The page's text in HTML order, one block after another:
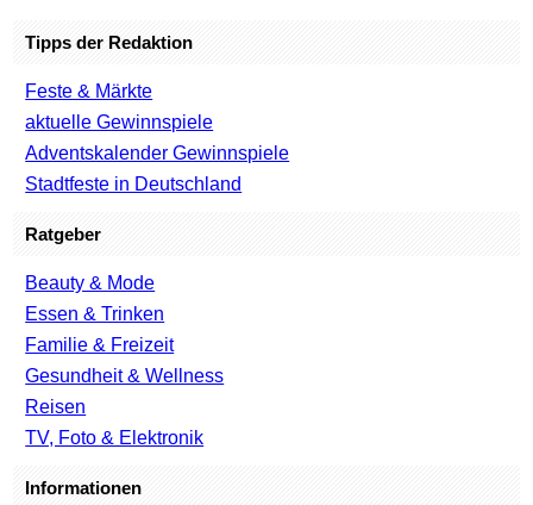
Tipps der Redaktion
Feste & Märkte
aktuelle Gewinnspiele
Adventskalender Gewinnspiele
Stadtfeste in Deutschland
Ratgeber
Beauty & Mode
Essen & Trinken
Familie & Freizeit
Gesundheit & Wellness
Reisen
TV, Foto & Elektronik
Informationen